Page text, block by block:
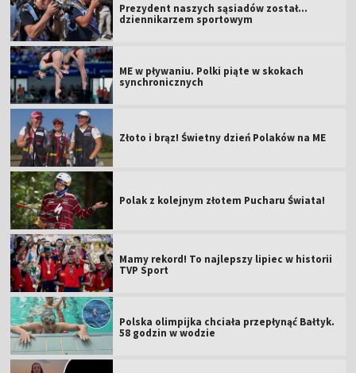
Prezydent naszych sąsiadów został...
dziennikarzem sportowym
ME w pływaniu. Polki piąte w skokach
synchronicznych
Złoto i brąz! Świetny dzień Polaków na ME
Polak z kolejnym złotem Pucharu Świata!
Mamy rekord! To najlepszy lipiec w historii
TVP Sport
Polska olimpijka chciała przepłynąć Bałtyk.
58 godzin w wodzie